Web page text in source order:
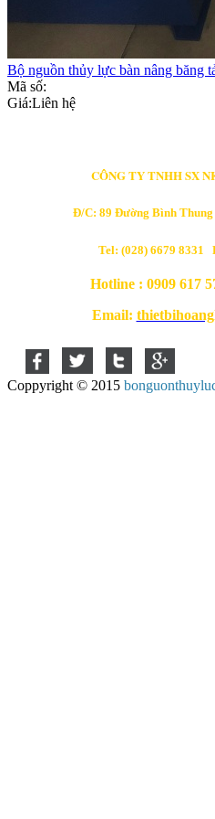
Bộ nguồn thủy lực bàn nâng băng
Mã số:
Giá:Liên hệ
CÔNG TY TNHH SX
Đ/C: 89 Đường Bình Thung
Tel: (028) 6679 8331
Hotline : 0909 617
Email:
Coppyright © 2015